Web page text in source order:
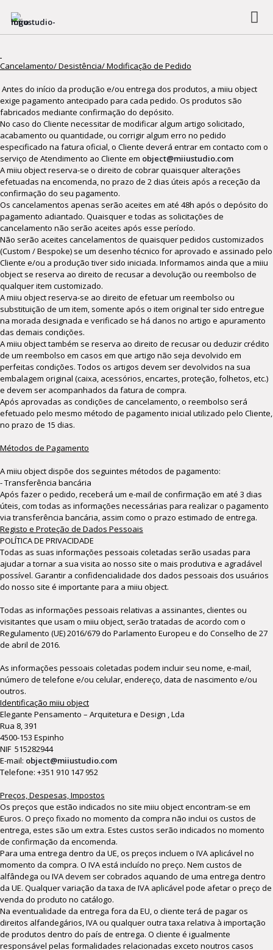
Termos & Condições
Cancelamento/ Desistência/ Modificação de Pedido
Antes do início da produção e/ou entrega dos produtos, a miiu object
exige pagamento antecipado para cada pedido. Os produtos são
fabricados mediante confirmação do depósito.
No caso do Cliente necessitar de modificar algum artigo solicitado,
acabamento ou quantidade, ou corrigir algum erro no pedido
especificado na fatura oficial, o Cliente deverá entrar em contacto com o
serviço de Atendimento ao Cliente em object@miiustudio.com
A miiu object reserva-se o direito de cobrar quaisquer alterações
efetuadas na encomenda, no prazo de 2 dias úteis após a receção da
confirmação do seu pagamento.
Os cancelamentos apenas serão aceites em até 48h após o depósito do
pagamento adiantado. Quaisquer e todas as solicitações de
cancelamento não serão aceites após esse período.
Não serão aceites cancelamentos de quaisquer pedidos customizados
(Custom / Bespoke) se um desenho técnico for aprovado e assinado pelo
Cliente e/ou a produção tiver sido iniciada. Informamos ainda que a miiu
object se reserva ao direito de recusar a devolução ou reembolso de
qualquer item customizado.
A miiu object reserva-se ao direito de efetuar um reembolso ou
substituição de um item, somente após o item original ter sido entregue
na morada designada e verificado se há danos no artigo e apuramento
das demais condições.
A miiu object também se reserva ao direito de recusar ou deduzir crédito
de um reembolso em casos em que artigo não seja devolvido em
perfeitas condições. Todos os artigos devem ser devolvidos na sua
embalagem original (caixa, acessórios, encartes, proteção, folhetos, etc.)
e devem ser acompanhados da fatura de compra.
Após aprovadas as condições de cancelamento, o reembolso será
efetuado pelo mesmo método de pagamento inicial utilizado pelo Cliente,
no prazo de 15 dias.
Métodos de Pagamento
A miiu object dispõe dos seguintes métodos de pagamento:
- Transferência bancária
Após fazer o pedido, receberá um e-mail de confirmação em até 3 dias
úteis, com todas as informações necessárias para realizar o pagamento
via transferência bancária, assim como o prazo estimado de entrega.
Registo e Proteção de Dados Pessoais
POLÍTICA DE PRIVACIDADE
Todas as suas informações pessoais coletadas serão usadas para
ajudar a tornar a sua visita ao nosso site o mais produtiva e agradável
possível. Garantir a confidencialidade dos dados pessoais dos usuários
do nosso site é importante para a miiu object.
Todas as informações pessoais relativas a assinantes, clientes ou
visitantes que usam o miiu object, serão tratadas de acordo com o
Regulamento (UE) 2016/679 do Parlamento Europeu e do Conselho de 27
de abril de 2016.
As informações pessoais coletadas podem incluir seu nome, e-mail,
número de telefone e/ou celular, endereço, data de nascimento e/ou
outros.
Identificação miiu object
Elegante Pensamento – Arquitetura e Design , Lda
Rua 8, 391
4500-153 Espinho
NIF 515282944
E-mail: object@miiustudio.com
Telefone: +351 910 147 952
Preços, Despesas, Impostos
Os preços que estão indicados no site miiu object encontram-se em
Euros. O preço fixado no momento da compra não inclui os custos de
entrega, estes são um extra. Estes custos serão indicados no momento
de confirmação da encomenda.
Para uma entrega dentro da UE, os preços incluem o IVA aplicável no
momento da compra. O IVA está incluído no preço. Nem custos de
alfândega ou IVA devem ser cobrados aquando de uma entrega dentro
da UE. Qualquer variação da taxa de IVA aplicável pode afetar o preço de
venda do produto no catálogo.
Na eventualidade da entrega fora da EU, o cliente terá de pagar os
direitos alfandegários, IVA ou qualquer outra taxa relativa à importação
de produtos dentro do país de entrega. O cliente é igualmente
responsável pelas formalidades relacionadas exceto noutros casos